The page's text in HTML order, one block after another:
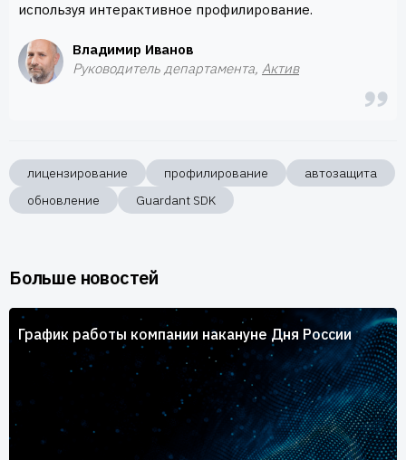
используя интерактивное профилирование.
Владимир Иванов
Руководитель департамента, Актив
лицензирование профилирование
автозащита
обновление
Guardant SDK
Больше новостей
График работы компании накануне Дня России